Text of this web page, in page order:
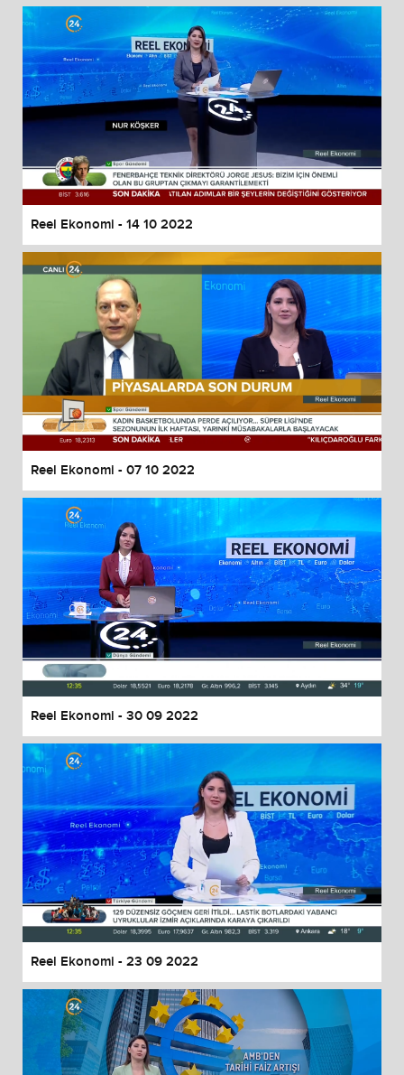
Reel Ekonomi - 14 10 2022
Reel Ekonomi - 07 10 2022
Reel Ekonomi - 30 09 2022
Reel Ekonomi - 23 09 2022